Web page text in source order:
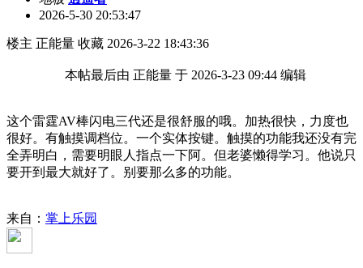
2026-5-30 20:53:47
楼主 正能量 收藏 2026-3-22 18:43:36
本帖最后由 正能量 于 2026-3-23 09:44 编辑
这个雷霆AV棒闪电三代还是很舒服的哦。加热很快，力度也
很好。有触摸调档位。一个实体按键。触摸的功能我还没有完
全弄明白，需要明眼人指点一下阿。但老婆懒得学习。他说只
要开到最大就好了。别要那么多的功能。
来自： 掌上乐园